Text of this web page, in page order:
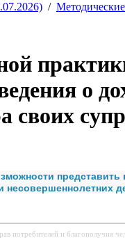
/
о
своих
несовершеннолетних
потребителей и благополучия